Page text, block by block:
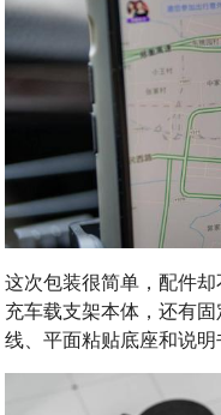
这次包装很简单，配件
充车载支架本体，还有
线、平面粘贴底座和说明